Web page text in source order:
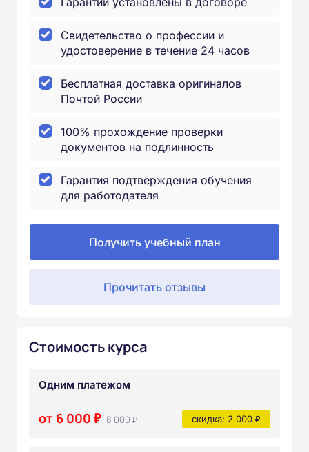
Свидетельство о профессии и
удостоверение в течение 24 часов
Бесплатная доставка оригиналов
Почтой России
100% прохождение проверки
документов на подлинность
Гарантия подтверждения обучения
для работодателя
Получить учебный план
Прочитать отзывы
Стоимость курса
Одним платежом
от 6 000 ₽ 8 000 ₽ скидка: 2 000 ₽